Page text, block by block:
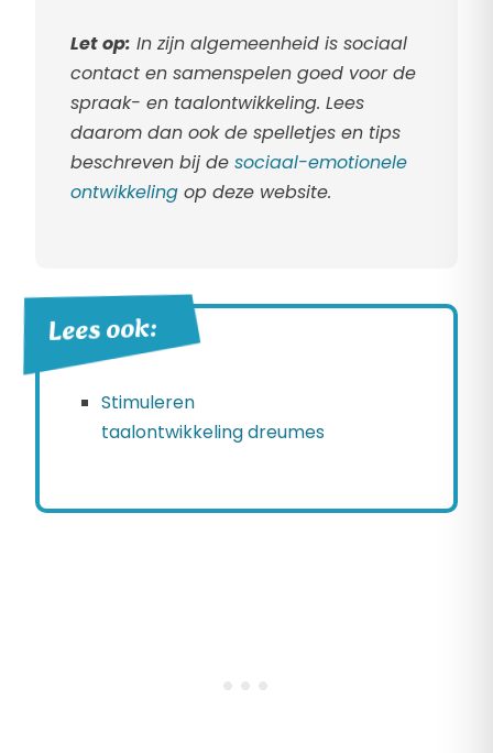
Let op: In zijn algemeenheid is sociaal
contact en samenspelen goed voor de
spraak- en taalontwikkeling. Lees
daarom dan ook de spelletjes en tips
beschreven bij de sociaal-emotionele
ontwikkeling op deze website.
Lees ook:
Stimuleren
taalontwikkeling dreumes